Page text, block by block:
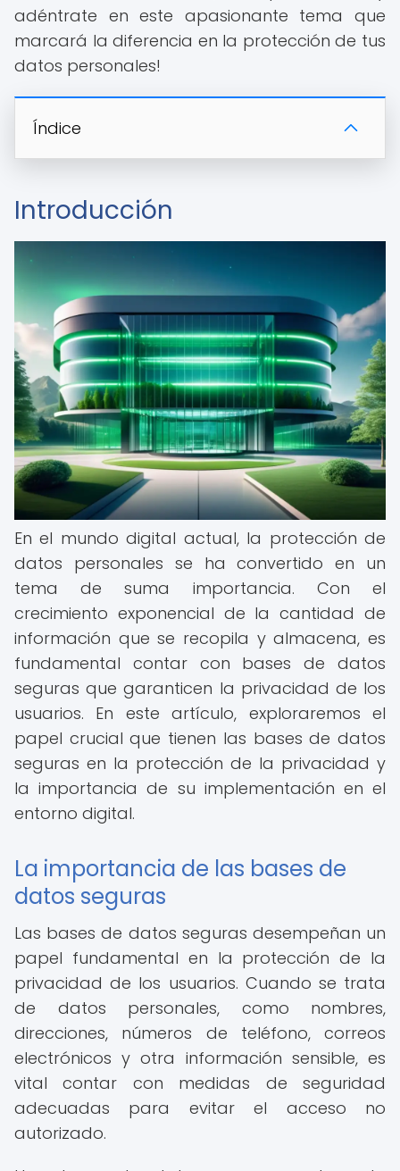
adéntrate en este apasionante tema que
marcará la diferencia en la protección de tus
datos personales!
Índice
Introducción
En el mundo digital actual, la protección de
datos personales se ha convertido en un
tema de suma importancia. Con el
crecimiento exponencial de la cantidad de
información que se recopila y almacena, es
fundamental contar con bases de datos
seguras que garanticen la privacidad de los
usuarios. En este artículo, exploraremos el
papel crucial que tienen las bases de datos
seguras en la protección de la privacidad y
la importancia de su implementación en el
entorno digital.
La importancia de las bases de
datos seguras
Las bases de datos seguras desempeñan un
papel fundamental en la protección de la
privacidad de los usuarios. Cuando se trata
de datos personales, como nombres,
direcciones, números de teléfono, correos
electrónicos y otra información sensible, es
vital contar con medidas de seguridad
adecuadas para evitar el acceso no
autorizado.